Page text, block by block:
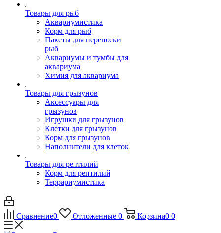
Товары для рыб
Аквариумистика
Корм для рыб
Пакеты для переноски
рыб
Аквариумы и тумбы для
аквариума
Химия для аквариума
Товары для грызунов
Аксессуары для
грызунов
Игрушки для грызунов
Клетки для грызунов
Корм для грызунов
Наполнители для клеток
Товары для рептилий
Корм для рептилий
Террариумистика
Сравнение0 Отложенные 0 Корзина0 0